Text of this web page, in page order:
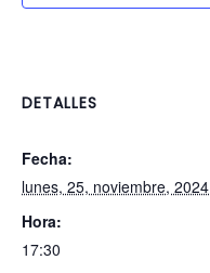
DETALLES
Fecha:
lunes, 25, noviembre, 2024
Hora:
17:30